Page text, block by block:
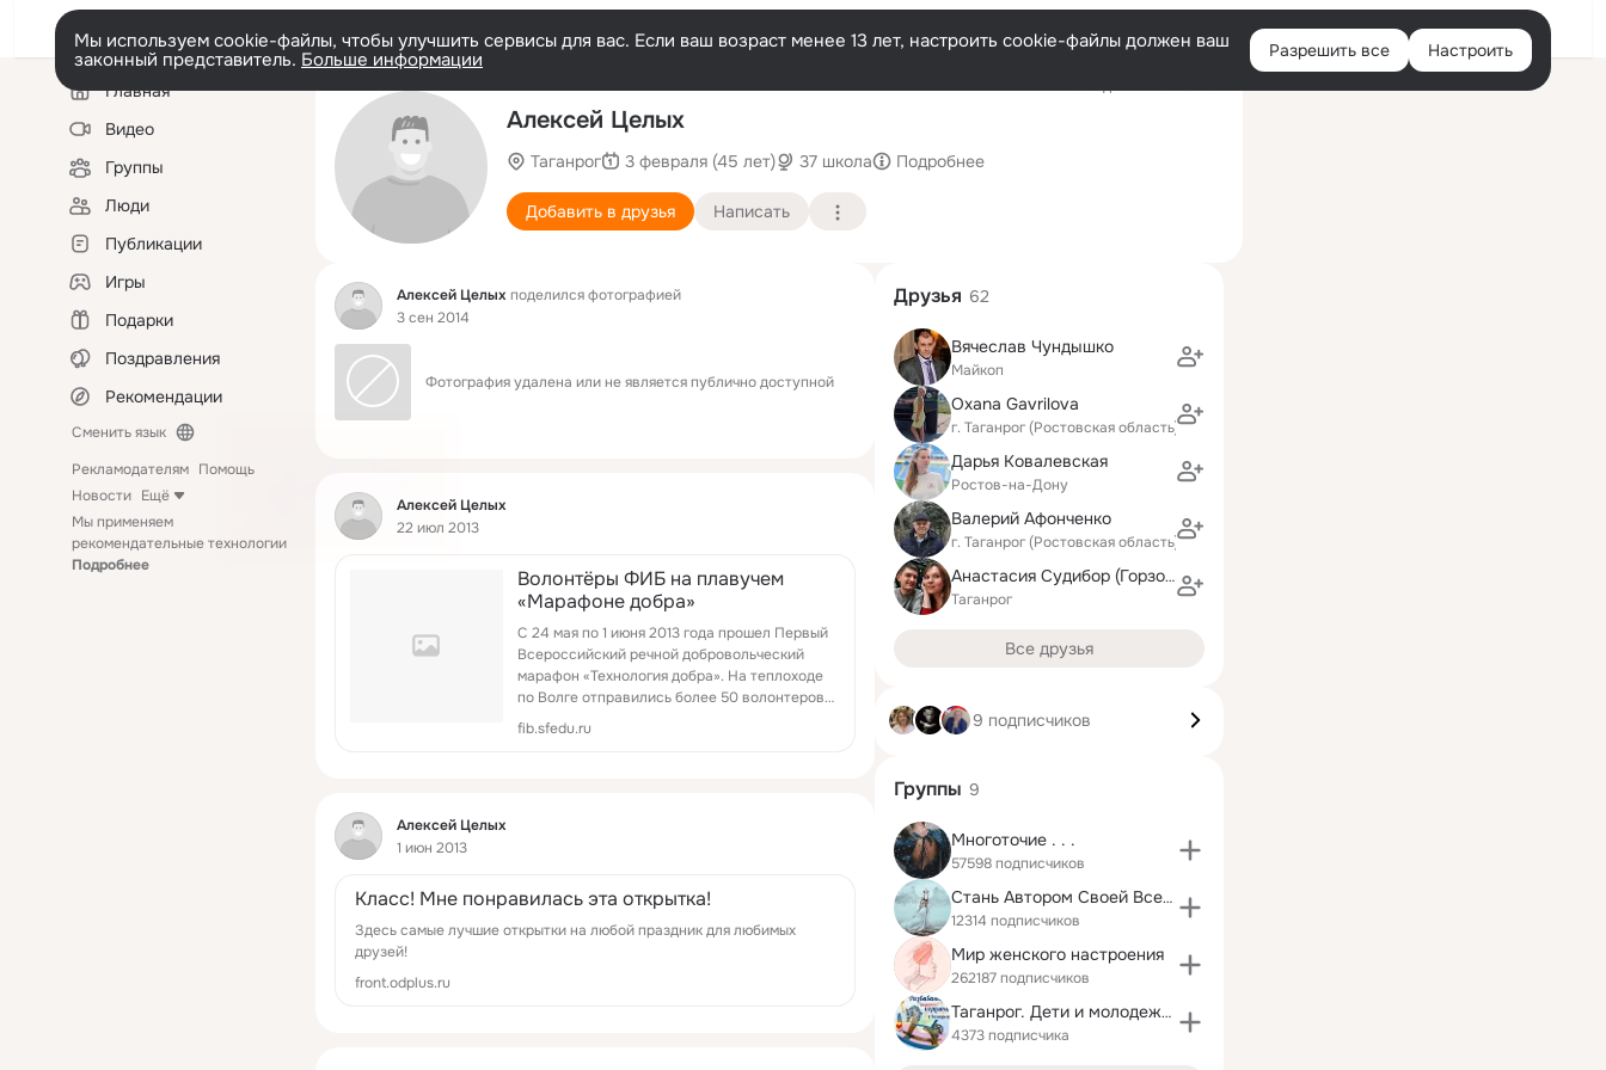
Войти
Мы используем cookie-файлы, чтобы улучшить сервисы для вас. Если ваш возраст менее 13 лет, настроить cookie-файлы должен ваш
законный представитель. Больше информации Разрешить все Настроить
Левая
колонкаГлавная
Видео
Группы
Люди
Публикации
Игры
Подарки
Поздравления
Рекомендации
Сменить язык
Рекламодателям Помощь
Новости Ещё
Мы применяем
рекомендательные технологии
Подробнее
Алексей Целых
Таганрог 3 февраля (45 лет) 37 школа Подробнее
Добавить в друзья Написать
Фид Алексей Целыхподелился фотографией
3 сен 2014
Фотография удалена или не является публично доступной
Фид
Алексей Целых
22 июл 2013
Волонтёры ФИБ на плавучем
«Марафоне добра»
С 24 мая по 1 июня 2013 года прошел Первый
Всероссийский речной добровольческий
марафон «Технология добра». На теплоходе
по Волге отправились более 50 волонтеров
со всей России. Ростовскую область ...
fib.sfedu.ru
Фид
Алексей Целых
1 июн 2013
Класс! Мне понравилась эта открытка!
Здесь самые лучшие открытки на любой праздник для любимых
друзей!
front.odplus.ru
Друзья 62
Вячеслав Чундышко
Майкоп
Oxana Gavrilova
г. Таганрог (Ростовская область)
Дарья Ковалевская
Ростов-на-Дону
Валерий Афонченко
г. Таганрог (Ростовская область)
Анастасия Судибор (Горзова)
Таганрог
Все друзья
9 подписчиков
Группы 9
Многоточие . . .
57598 подписчиков
Стань Автором Своей Вселенной
12314 подписчиков
Мир женского настроения
262187 подписчиков
Таганрог. Дети и молодежь. Игрушки недорого.
4373 подписчика